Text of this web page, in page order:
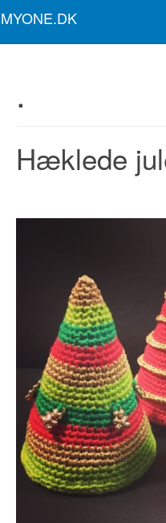
MYONE.DK
.
Hæklede